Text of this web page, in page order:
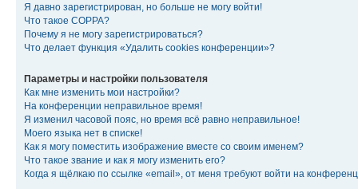
Я давно зарегистрирован, но больше не могу войти!
Что такое COPPA?
Почему я не могу зарегистрироваться?
Что делает функция «Удалить cookies конференции»?
Параметры и настройки пользователя
Как мне изменить мои настройки?
На конференции неправильное время!
Я изменил часовой пояс, но время всё равно неправильное!
Моего языка нет в списке!
Как я могу поместить изображение вместе со своим именем?
Что такое звание и как я могу изменить его?
Когда я щёлкаю по ссылке «email», от меня требуют войти на